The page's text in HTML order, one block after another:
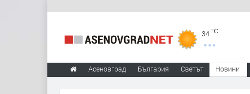
34 °C
Асеновград България Светът Новини